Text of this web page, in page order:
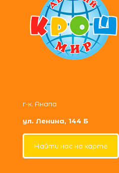
г-к. Анапа
ул. Ленина, 144 Б
Найти нас на карте